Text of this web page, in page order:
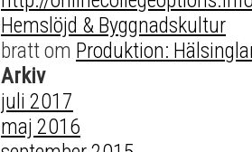
Hemslöjd & Byggnadskultur
brattom Produktion:
Arkiv
juli 2017
maj 2016